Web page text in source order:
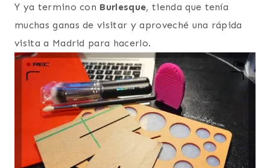
Y ya termino con Burlesque, tienda que tenía
muchas ganas de visitar y aproveché una rápida
visita a Madrid para hacerlo.